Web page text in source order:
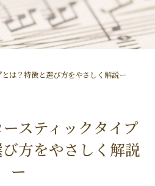
は？特徴と選び方をやさしく解説ー
スティックタイプ
方をやさしく解説
ー